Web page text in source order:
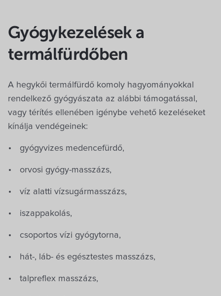
Gyógykezelések a
termálfürdőben
A hegykői termálfürdő komoly hagyományokkal
rendelkező gyógyászata az alábbi támogatással,
vagy térítés ellenében igénybe vehető kezeléseket
kínálja vendégeinek:
gyógyvizes medencefürdő,
orvosi gyógy-masszázs,
víz alatti vízsugármasszázs,
iszappakolás,
csoportos vízi gyógytorna,
hát-, láb- és egésztestes masszázs,
talpreflex masszázs,